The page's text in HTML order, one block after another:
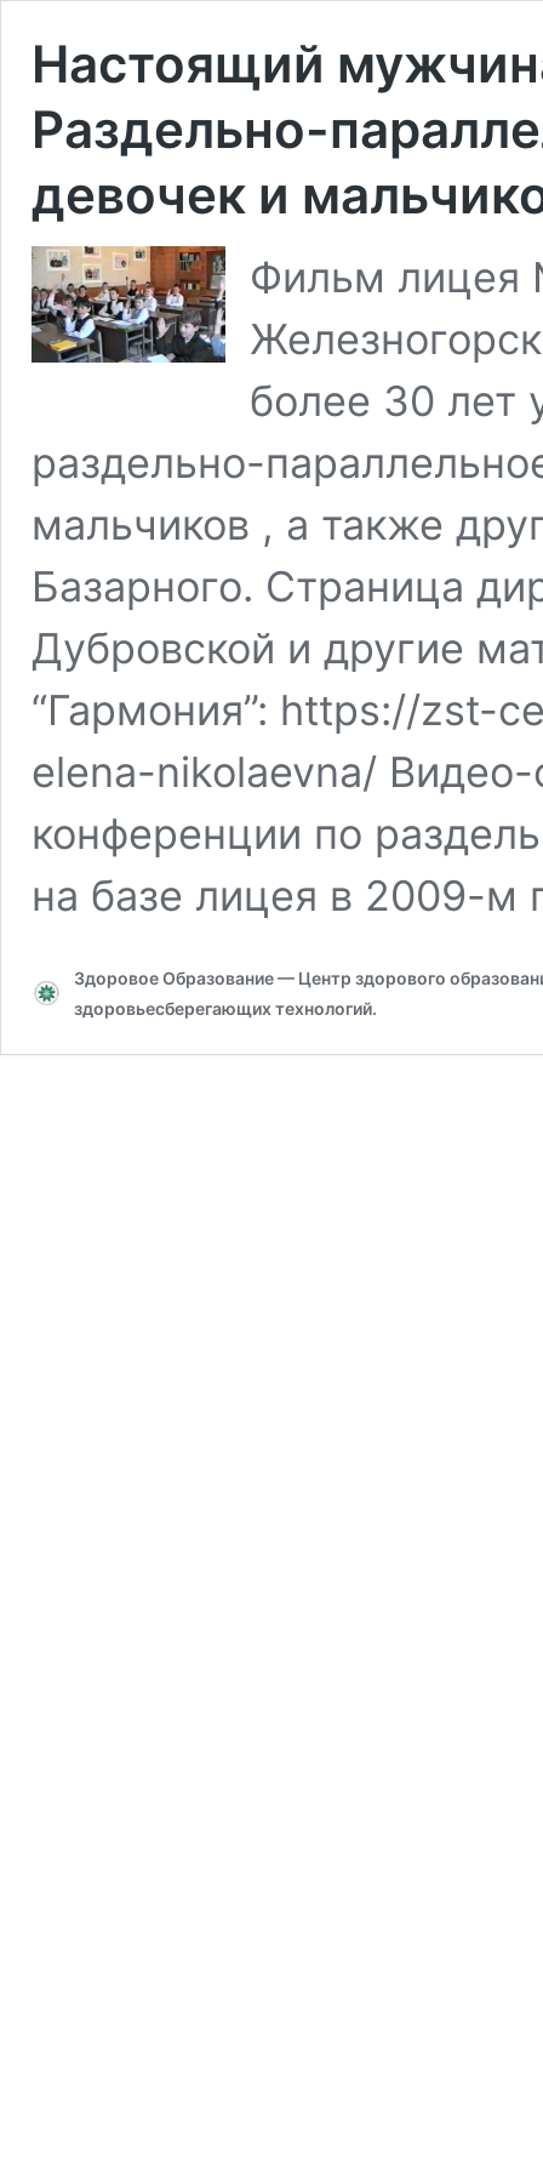
Настоящий
Раздельно-
девочек и
Фильм лицея
более 30 лет
раздельно-
мальчиков , а также
Базарного. Страница
Дубровской и другие
“Гармония”: https://zst-
elena-nikolaevna/
конференции по
на базе лицея в 2009-м
Здоровое Образование — Центр здорового
здоровьесберегающих технологий.